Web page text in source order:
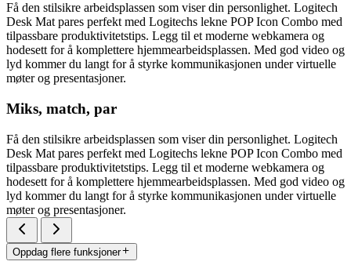
Få den stilsikre arbeidsplassen som viser din personlighet. Logitech
Desk Mat pares perfekt med Logitechs lekne POP Icon Combo med
tilpassbare produktivitetstips. Legg til et moderne webkamera og
hodesett for å komplettere hjemmearbeidsplassen. Med god video og
lyd kommer du langt for å styrke kommunikasjonen under virtuelle
møter og presentasjoner.
Miks, match, par
Få den stilsikre arbeidsplassen som viser din personlighet. Logitech
Desk Mat pares perfekt med Logitechs lekne POP Icon Combo med
tilpassbare produktivitetstips. Legg til et moderne webkamera og
hodesett for å komplettere hjemmearbeidsplassen. Med god video og
lyd kommer du langt for å styrke kommunikasjonen under virtuelle
møter og presentasjoner.
Oppdag flere funksjoner